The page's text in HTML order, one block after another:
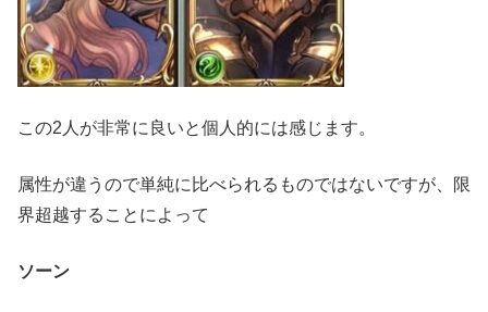
この2人が非常に良いと個人的には感じます。
属性が違うので単純に比べられるものではないですが、限
界超越することによって
ソーン